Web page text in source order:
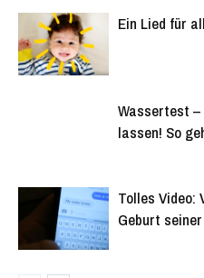
Ein Lied für
Wassertest
lassen! So
Tolles Video:
Geburt